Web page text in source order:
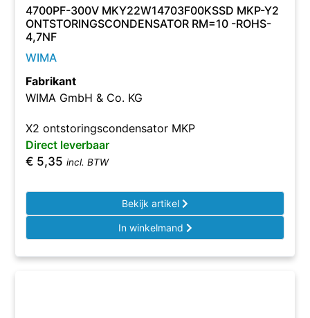
4700PF-300V MKY22W14703F00KSSD MKP-Y2
ONTSTORINGSCONDENSATOR RM=10 -ROHS-
4,7NF
WIMA
Fabrikant
WIMA GmbH & Co. KG
X2 ontstoringscondensator MKP
Direct leverbaar
€ 5,35 incl. BTW
Bekijk artikel
In winkelmand